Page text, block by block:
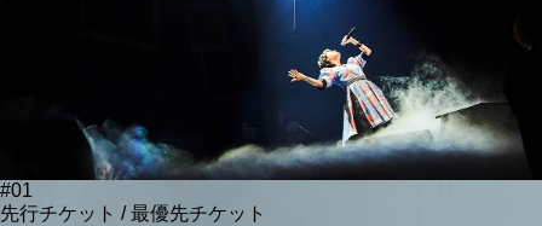
#01
先行チケット / 最優先チケット